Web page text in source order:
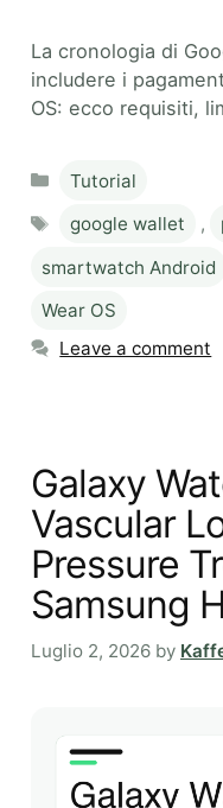
La cronologia di
includere i
OS: ecco requisiti,
Categories
Tutorial
google wallet ,
smartwatch Android
Wear OS
Leave a comment
Galaxy
Vascular
Pressure
Samsung
Luglio 2, 2026 by